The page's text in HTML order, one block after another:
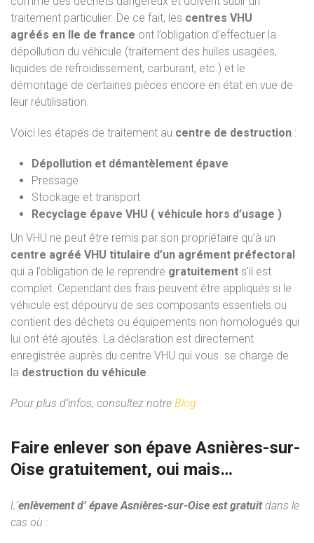
traitement particulier. De ce fait, les centres VHU
agréés en Ile de france ont l’obligation d’effectuer la
dépollution du véhicule (traitement des huiles usagées,
liquides de refroidissement, carburant, etc.) et le
démontage de certaines pièces encore en état en vue de
leur réutilisation.
Voici les étapes de traitement au centre de destruction :
Dépollution et démantèlement épave
Pressage
Stockage et transport
Recyclage épave VHU ( véhicule hors d’usage )
Un VHU ne peut être remis par son propriétaire qu’à un
centre agréé VHU titulaire d’un agrément préfectoral
qui a l’obligation de le reprendre gratuitement s’il est
complet. Cependant des frais peuvent être appliqués si le
véhicule est dépourvu de ses composants essentiels ou
contient des déchets ou équipements non homologués qui
lui ont été ajoutés. La déclaration est directement
enregistrée auprès du centre VHU qui vous se charge de
la destruction du véhicule.
Pour plus d’infos, consultez notre Blog
Faire enlever son épave Asnières-sur-
Oise gratuitement, oui mais…
L’enlèvement d’ épave Asnières-sur-Oise est gratuitdans le
cas où :